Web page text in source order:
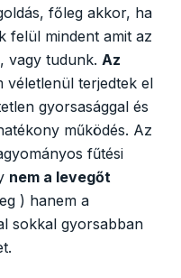
főleg akkor, ha
felül mindent amit az
vagy tudunk. Az
véletlenül terjedtek el
gyorsasággal és
működés. Az
fűtési
nem a levegőt
) hanem a
sokkal gyorsabban